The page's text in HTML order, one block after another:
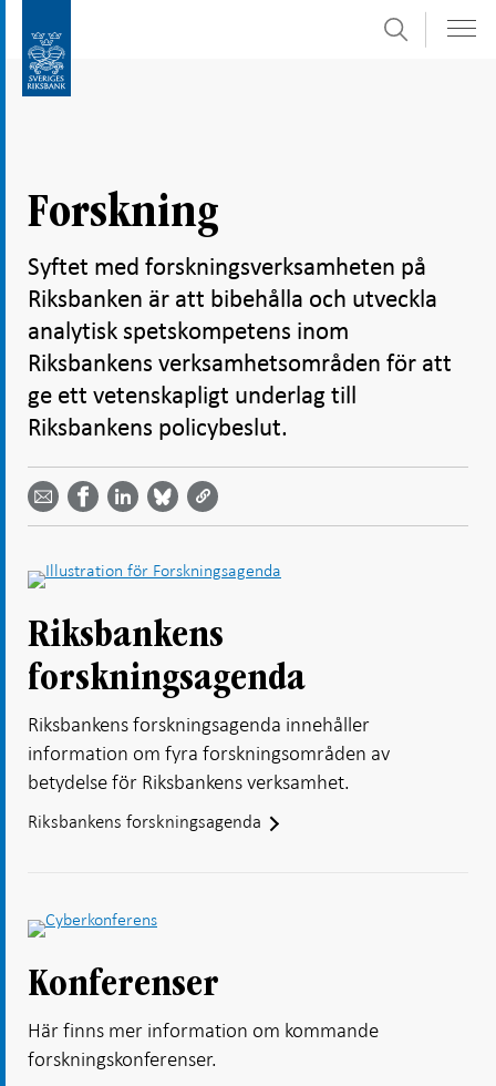
direkt
Sök
Forskning
Syftet med forskningsverksamheten på
Riksbanken är att bibehålla och utveckla
analytisk spetskompetens inom
Riksbankens verksamhetsområden för att
ge ett vetenskapligt underlag till
Riksbankens policybeslut.
Dela
email -
Öppnas
Dela på
Facebook
- Öppnas
Dela på
LinkedIn
-
Öppnas
på
Bluesky
-
i ny flik
på
Twitter
-
i ny flik
Riksbankens
forskningsagenda
Riksbankens forskningsagenda innehåller
information om fyra forskningsområden av
betydelse för Riksbankens verksamhet.
Riksbankens forskningsagenda
Konferenser
Här finns mer information om kommande
forskningskonferenser.